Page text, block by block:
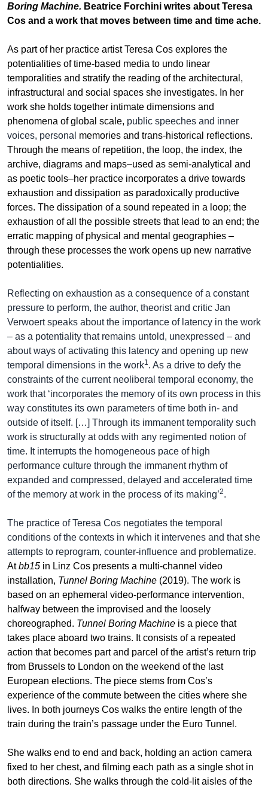
Boring Machine. Beatrice Forchini writes about Teresa
Cos and a work that moves between time and time ache.
As part of her practice artist Teresa Cos explores the
potentialities of time-based media to undo linear
temporalities and stratify the reading of the architectural,
infrastructural and social spaces she investigates. In her
work she holds together intimate dimensions and
phenomena of global scale, public speeches and inner
voices, personal memories and trans-historical reflections.
Through the means of repetition, the loop, the index, the
archive, diagrams and maps–used as semi-analytical and
as poetic tools–her practice incorporates a drive towards
exhaustion and dissipation as paradoxically productive
forces. The dissipation of a sound repeated in a loop; the
exhaustion of all the possible streets that lead to an end; the
erratic mapping of physical and mental geographies –
through these processes the work opens up new narrative
potentialities.
Reflecting on exhaustion as a consequence of a constant
pressure to perform, the author, theorist and critic Jan
Verwoert speaks about the importance of latency in the work
– as a potentiality that remains untold, unexpressed – and
about ways of activating this latency and opening up new
temporal dimensions in the work1 . As a drive to defy the
constraints of the current neoliberal temporal economy, the
work that ‘incorporates the memory of its own process in this
way constitutes its own parameters of time both in- and
outside of itself. […] Through its immanent temporality such
work is structurally at odds with any regimented notion of
time. It interrupts the homogeneous pace of high
performance culture through the immanent rhythm of
expanded and compressed, delayed and accelerated time
of the memory at work in the process of its making’2.
The practice of Teresa Cos negotiates the temporal
conditions of the contexts in which it intervenes and that she
attempts to reprogram, counter-influence and problematize.
Atbb15 in Linz Cos presents a multi-channel video
installation, Tunnel Boring Machine (2019). The work is
based on an ephemeral video-performance intervention,
halfway between the improvised and the loosely
choreographed. Tunnel Boring Machine is a piece that
takes place aboard two trains. It consists of a repeated
action that becomes part and parcel of the artist’s return trip
from Brussels to London on the weekend of the last
European elections. The piece stems from Cos’s
experience of the commute between the cities where she
lives. In both journeys Cos walks the entire length of the
train during the train’s passage under the Euro Tunnel.
She walks end to end and back, holding an action camera
fixed to her chest, and filming each path as a single shot in
both directions. She walks through the cold-lit aisles of the